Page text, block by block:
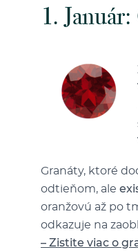
1.
Granáty, ktoré
odtieňom, ale
oranžovú až po
odkazuje na
– Zistite viac o